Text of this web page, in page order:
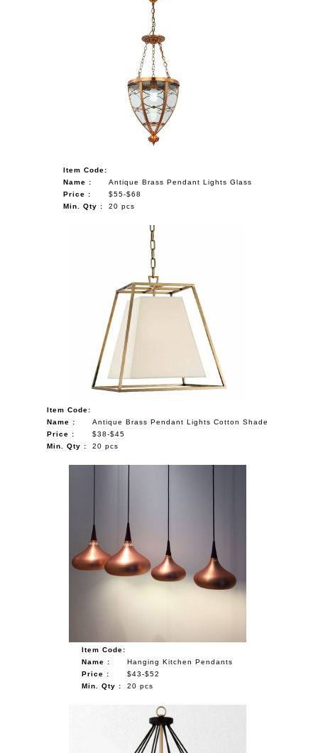
Item Code:
Name :
Antique Brass Pendant Lights Glass
Price :
$55-$68
Min. Qty :
20 pcs
Item Code:
Name :
Antique Brass Pendant Lights Cotton Shade
Price :
$38-$45
Min. Qty :
20 pcs
Item Code:
Name :
Hanging Kitchen Pendants
Price :
$43-$52
Min. Qty :
20 pcs